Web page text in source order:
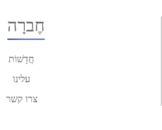
חֶברָה
חֲדָשׁוֹת
עלינו
צרו קשר